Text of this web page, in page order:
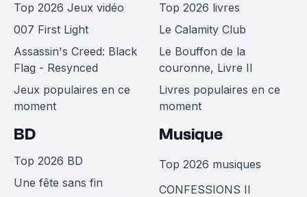
Top 2026 Jeux vidéo
007 First Light
Assassin's Creed: Black
Flag - Resynced
Jeux populaires en ce
moment
Top 2026 livres
Le Calamity Club
Le Bouffon de la
couronne, Livre II
Livres populaires en ce
moment
BD
Top 2026 BD
Une fête sans fin
Musique
Top 2026 musiques
CONFESSIONS II